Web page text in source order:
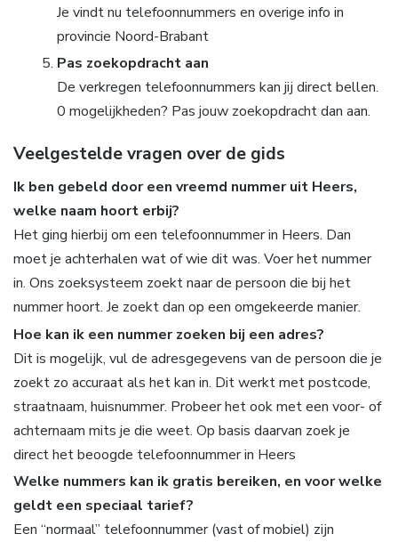
Je vindt nu telefoonnummers en overige info in
provincie Noord-Brabant
Pas zoekopdracht aan
De verkregen telefoonnummers kan jij direct bellen.
0 mogelijkheden? Pas jouw zoekopdracht dan aan.
Veelgestelde vragen over de gids
Ik ben gebeld door een vreemd nummer uit Heers,
welke naam hoort erbij?
Het ging hierbij om een telefoonnummer in Heers. Dan
moet je achterhalen wat of wie dit was. Voer het nummer
in. Ons zoeksysteem zoekt naar de persoon die bij het
nummer hoort. Je zoekt dan op een omgekeerde manier.
Hoe kan ik een nummer zoeken bij een adres?
Dit is mogelijk, vul de adresgegevens van de persoon die je
zoekt zo accuraat als het kan in. Dit werkt met postcode,
straatnaam, huisnummer. Probeer het ook met een voor- of
achternaam mits je die weet. Op basis daarvan zoek je
direct het beoogde telefoonnummer in Heers
Welke nummers kan ik gratis bereiken, en voor welke
geldt een speciaal tarief?
Een “normaal” telefoonnummer (vast of mobiel) zijn